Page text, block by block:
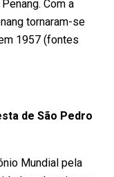
Com a
tornaram-se
1957 (fontes
de São Pedro
Mundial pela